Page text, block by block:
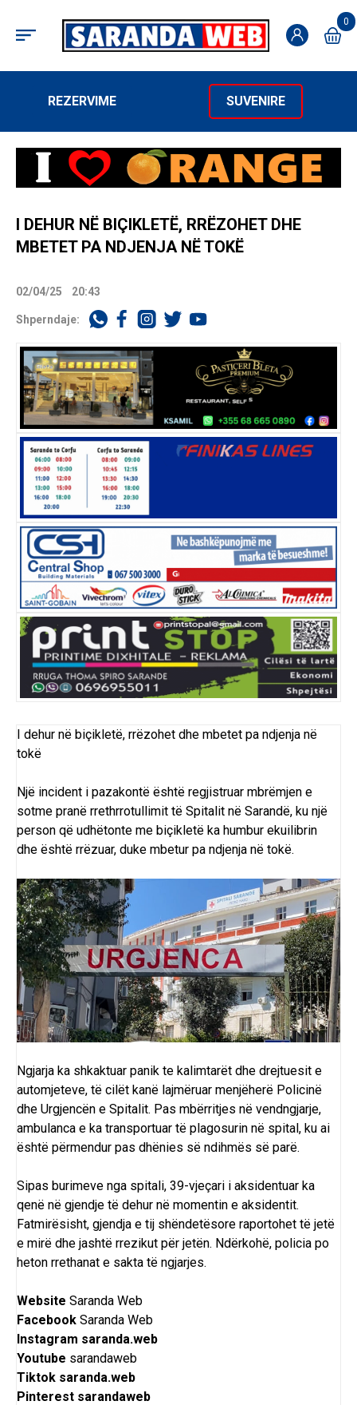
0
REZERVIME SUVENIRE
I DEHUR NË BIÇIKLETË, RRËZOHET DHE
MBETET PA NDJENJA NË TOKË
02/04/25 20:43
Shperndaje:
I dehur në biçikletë, rrëzohet dhe mbetet pa ndjenja në
tokë
Një incident i pazakontë është regjistruar mbrëmjen e
sotme pranë rrethrrotullimit të Spitalit në Sarandë, ku një
person që udhëtonte me biçikletë ka humbur ekuilibrin
dhe është rrëzuar, duke mbetur pa ndjenja në tokë.
Ngjarja ka shkaktuar panik te kalimtarët dhe drejtuesit e
automjeteve, të cilët kanë lajmëruar menjëherë Policinë
dhe Urgjencën e Spitalit. Pas mbërritjes në vendngjarje,
ambulanca e ka transportuar të plagosurin në spital, ku ai
është përmendur pas dhënies së ndihmës së parë.
Sipas burimeve nga spitali, 39-vjeçari i aksidentuar ka
qenë në gjendje të dehur në momentin e aksidentit.
Fatmirësisht, gjendja e tij shëndetësore raportohet të jetë
e mirë dhe jashtë rrezikut për jetën. Ndërkohë, policia po
heton rrethanat e sakta të ngjarjes.
Website Saranda Web
Facebook Saranda Web
Instagram saranda.web
Youtube sarandaweb
Tiktok saranda.web
Pinterest sarandaweb